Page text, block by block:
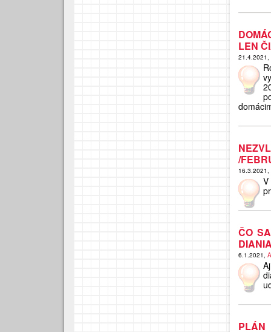
LEN
21.4.2021,
/
16.3.2021,
ČO
6.1.2021,
PLÁN